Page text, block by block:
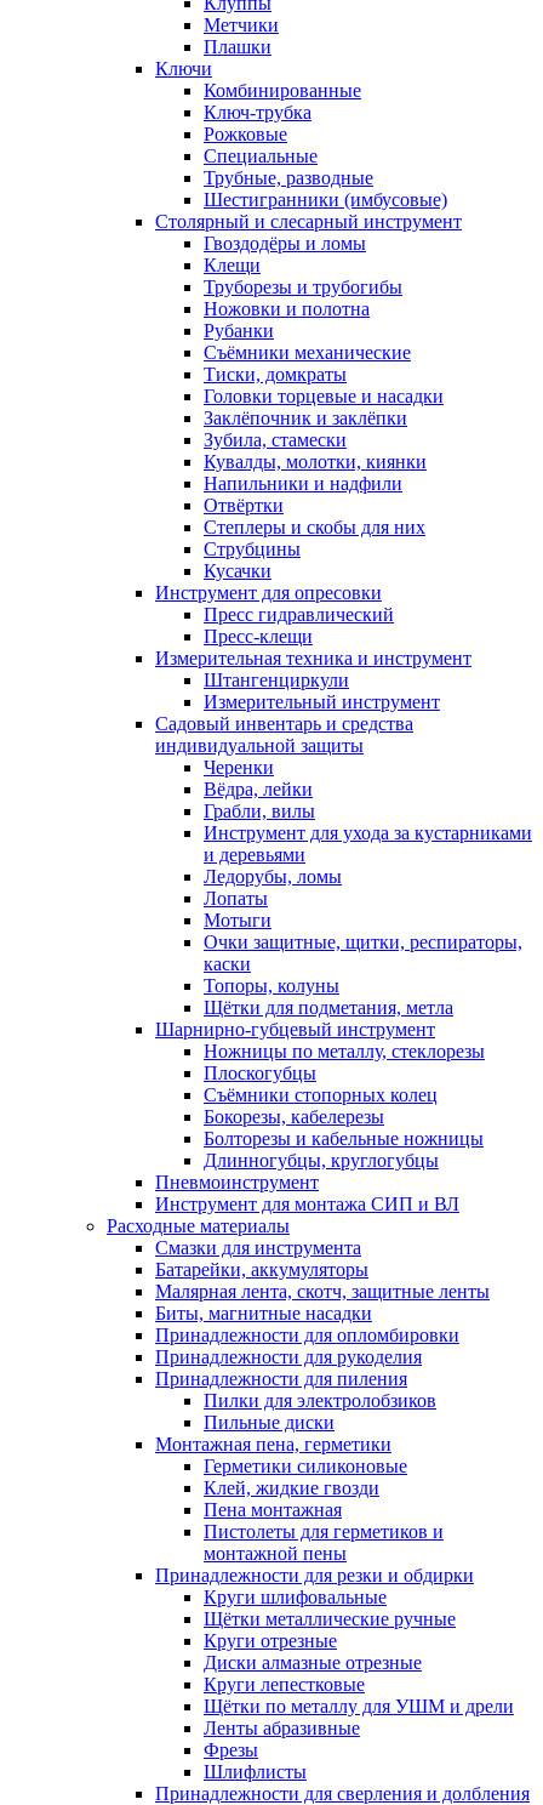
Метчики
Плашки
Ключи
Комбинированные
Ключ-трубка
Рожковые
Специальные
Трубные, разводные
Шестигранники (имбусовые)
Столярный и слесарный инструмент
Гвоздодёры и ломы
Клещи
Труборезы и трубогибы
Ножовки и полотна
Рубанки
Съёмники механические
Тиски, домкраты
Головки торцевые и насадки
Заклёпочник и заклёпки
Зубила, стамески
Кувалды, молотки, киянки
Напильники и надфили
Отвёртки
Степлеры и скобы для них
Струбцины
Кусачки
Инструмент для опресовки
Пресс гидравлический
Пресс-клещи
Измерительная техника и инструмент
Штангенциркули
Измерительный инструмент
Садовый инвентарь и средства
индивидуальной защиты
Черенки
Вёдра, лейки
Грабли, вилы
Инструмент для ухода за кустарниками
и деревьями
Ледорубы, ломы
Лопаты
Мотыги
Очки защитные, щитки, респираторы,
каски
Топоры, колуны
Щётки для подметания, метла
Шарнирно-губцевый инструмент
Ножницы по металлу, стеклорезы
Плоскогубцы
Съёмники стопорных колец
Бокорезы, кабелерезы
Болторезы и кабельные ножницы
Длинногубцы, круглогубцы
Пневмоинструмент
Инструмент для монтажа СИП и ВЛ
Расходные материалы
Смазки для инструмента
Батарейки, аккумуляторы
Малярная лента, скотч, защитные ленты
Биты, магнитные насадки
Принадлежности для опломбировки
Принадлежности для рукоделия
Принадлежности для пиления
Пилки для электролобзиков
Пильные диски
Монтажная пена, герметики
Герметики силиконовые
Клей, жидкие гвозди
Пена монтажная
Пистолеты для герметиков и
монтажной пены
Принадлежности для резки и обдирки
Круги шлифовальные
Щётки металлические ручные
Круги отрезные
Диски алмазные отрезные
Круги лепестковые
Щётки по металлу для УШМ и дрели
Ленты абразивные
Фрезы
Шлифлисты
Принадлежности для сверления и долбления